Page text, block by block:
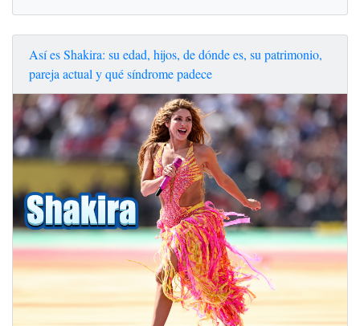
Así es Shakira: su edad, hijos, de dónde es, su patrimonio,
pareja actual y qué síndrome padece